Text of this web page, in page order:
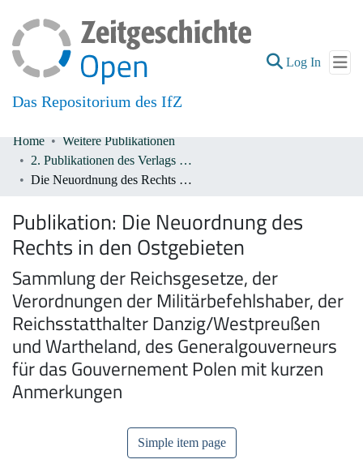
Das Repositorium des IfZ
Log In (current)
Communities & Collections
All of DSpace
Home
Weitere Publikationen
2. Publikationen des Verlags De Gruyter 1933-1945
Die Neuordnung des Rechts in den Ostgebieten
Publikation: Die Neuordnung des
Rechts in den Ostgebieten
Sammlung der Reichsgesetze, der
Verordnungen der Militärbefehlshaber, der
Reichsstatthalter Danzig/Westpreußen
und Wartheland, des Generalgouverneurs
für das Gouvernement Polen mit kurzen
Anmerkungen
Simple item page